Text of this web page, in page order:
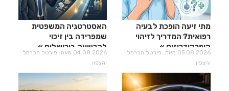
מתי זיעה הופכת לבעיה
רפואית? המדריך לזיהוי
היפרהידרוזיס
05.08.2026 מאת: פורטל הכרמל
והצפון
האסטרטגיה המשפטית
שמפרידה בין זיכוי
להרשעה בירושלים
04.08.2026 מאת: פורטל הכרמל
והצפון